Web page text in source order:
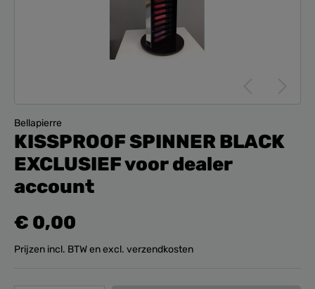
Bellapierre
KISSPROOF SPINNER BLACK
EXCLUSIEF voor dealer
account
€ 0,00
Prijzen incl. BTW en excl. verzendkosten